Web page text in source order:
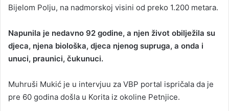
Bijelom Polju, na nadmorskoj visini od preko 1.200 metara.
Napunila je nedavno 92 godine, a njen život obilježila su
djeca, njena biološka, djeca njenog supruga, a onda i
unuci, praunici, čukunuci.
Muhruši Mukić je u intervjuu za VBP portal ispričala da je
pre 60 godina došla u Korita iz okoline Petnjice.